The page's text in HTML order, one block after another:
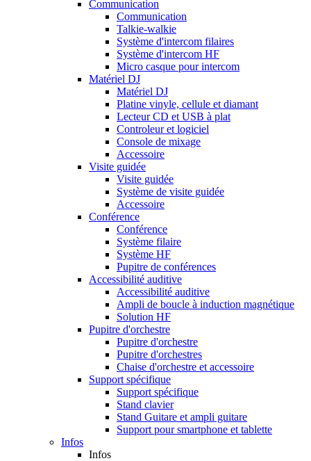
Communication
Communication
Talkie-walkie
Système d'intercom filaires
Système d'intercom HF
Micro casque pour intercom
Matériel DJ
Matériel DJ
Platine vinyle, cellule et diamant
Lecteur CD et USB à plat
Controleur et logiciel
Console de mixage
Accessoire
Visite guidée
Visite guidée
Système de visite guidée
Accessoire
Conférence
Conférence
Système filaire
Système HF
Pupitre de conférences
Accessibilité auditive
Accessibilité auditive
Ampli de boucle à induction magnétique
Solution HF
Pupitre d'orchestre
Pupitre d'orchestre
Pupitre d'orchestres
Chaise d'orchestre et accessoire
Support spécifique
Support spécifique
Stand clavier
Stand Guitare et ampli guitare
Support pour smartphone et tablette
Infos
Infos